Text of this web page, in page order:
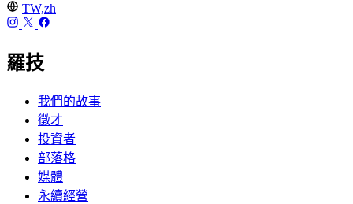
TW,zh
羅技
我們的故事
徵才
投資者
部落格
媒體
永續經營